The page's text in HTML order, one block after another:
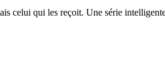
celui qui les reçoit. Une série